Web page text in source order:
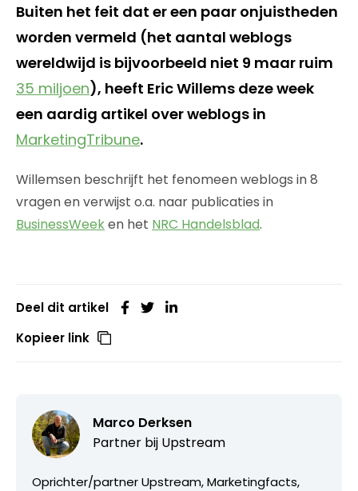
Buiten het feit dat er een paar onjuistheden
worden vermeld (het aantal weblogs
wereldwijd is bijvoorbeeld niet 9 maar ruim
35 miljoen), heeft Eric Willems deze week
een aardig artikel over weblogs in
MarketingTribune.
Willemsen beschrijft het fenomeen weblogs in 8
vragen en verwijst o.a. naar publicaties in
BusinessWeeken het NRC Handelsblad.
Deel dit artikel
Kopieer link
Marco Derksen
Partner bij Upstream
Oprichter/partner Upstream, Marketingfacts,